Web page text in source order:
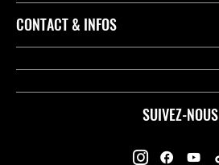
SUIVEZ-NOUS
Accessoires & Pièces
Concessionnaires
CONTACT & INFOS
Contact